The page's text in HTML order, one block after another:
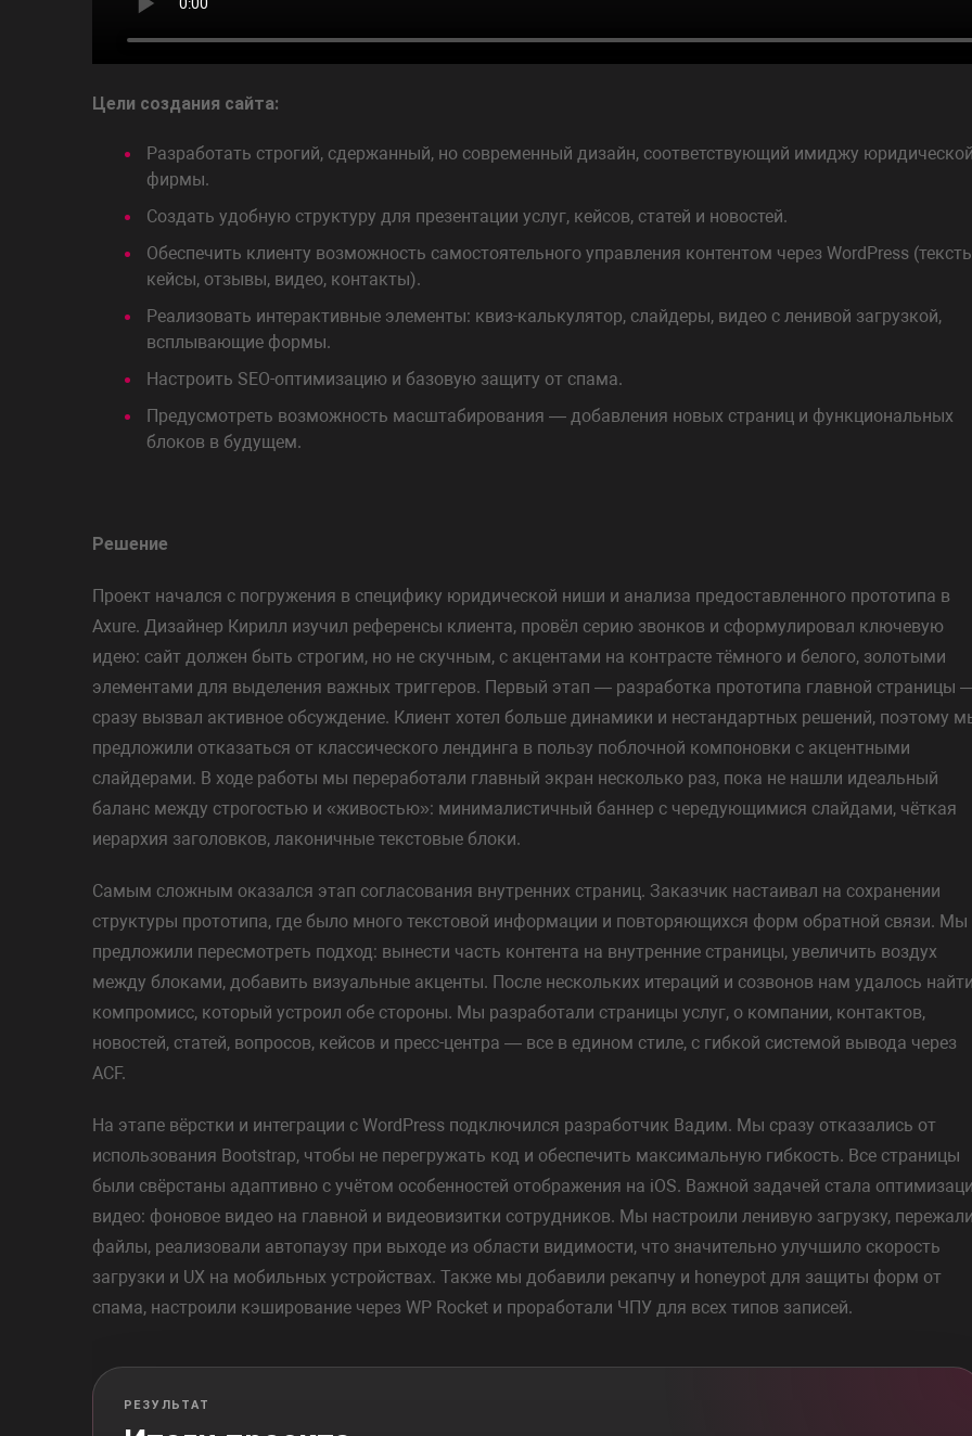
Цели создания сайта:
Разработать строгий, сдержанный, но современный дизайн, соответствующий имиджу
фирмы.
Создать удобную структуру для презентации услуг, кейсов, статей и новостей.
Обеспечить клиенту возможность самостоятельного управления контентом через WordPress
кейсы, отзывы, видео, контакты).
Реализовать интерактивные элементы: квиз-калькулятор, слайдеры, видео с ленивой загрузкой,
всплывающие формы.
Настроить SEO-оптимизацию и базовую защиту от спама.
Предусмотреть возможность масштабирования — добавления новых страниц и функциональных
блоков в будущем.
Решение
Проект начался с погружения в специфику юридической ниши и анализа предоставленного прототипа в
Axure. Дизайнер Кирилл изучил референсы клиента, провёл серию звонков и сформулировал ключевую
идею: сайт должен быть строгим, но не скучным, с акцентами на контрасте тёмного и белого, золотыми
элементами для выделения важных триггеров. Первый этап — разработка прототипа главной страницы
сразу вызвал активное обсуждение. Клиент хотел больше динамики и нестандартных решений, поэтому
предложили отказаться от классического лендинга в пользу поблочной компоновки с акцентными
слайдерами. В ходе работы мы переработали главный экран несколько раз, пока не нашли идеальный
баланс между строгостью и «живостью»: минималистичный баннер с чередующимися слайдами, чёткая
иерархия заголовков, лаконичные текстовые блоки.
Самым сложным оказался этап согласования внутренних страниц. Заказчик настаивал на сохранении
структуры прототипа, где было много текстовой информации и повторяющихся форм обратной связи. Мы
предложили пересмотреть подход: вынести часть контента на внутренние страницы, увеличить воздух
между блоками, добавить визуальные акценты. После нескольких итераций и созвонов нам удалось
компромисс, который устроил обе стороны. Мы разработали страницы услуг, о компании, контактов,
новостей, статей, вопросов, кейсов и пресс-центра — все в едином стиле, с гибкой системой вывода через
ACF.
На этапе вёрстки и интеграции с WordPress подключился разработчик Вадим. Мы сразу отказались от
использования Bootstrap, чтобы не перегружать код и обеспечить максимальную гибкость. Все страницы
были свёрстаны адаптивно с учётом особенностей отображения на iOS. Важной задачей стала
видео: фоновое видео на главной и видеовизитки сотрудников. Мы настроили ленивую загрузку,
файлы, реализовали автопаузу при выходе из области видимости, что значительно улучшило скорость
загрузки и UX на мобильных устройствах. Также мы добавили рекапчу и honeypot для защиты форм от
спама, настроили кэширование через WP Rocket и проработали ЧПУ для всех типов записей.
РЕЗУЛЬТАТ